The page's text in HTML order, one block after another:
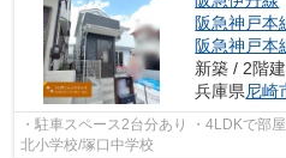
阪急神戸本
阪急神戸本
新築 / 2階建
兵庫県尼崎
・駐車スペース2台分あり ・4LDKで部
北小学校/塚口中学校